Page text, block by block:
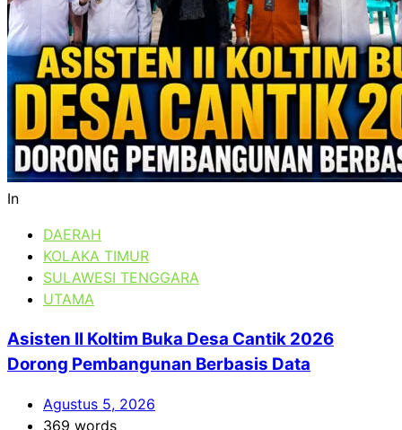
In
DAERAH
KOLAKA TIMUR
SULAWESI TENGGARA
UTAMA
Asisten II Koltim Buka Desa Cantik 2026
Dorong Pembangunan Berbasis Data
Agustus 5, 2026
369 words